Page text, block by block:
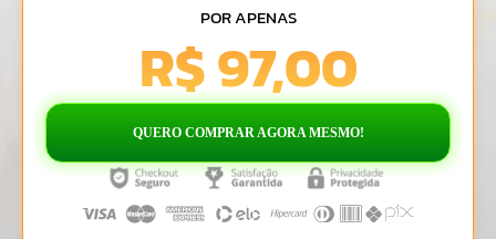
POR APENAS
R$ 97,00
QUERO COMPRAR AGORA MESMO!